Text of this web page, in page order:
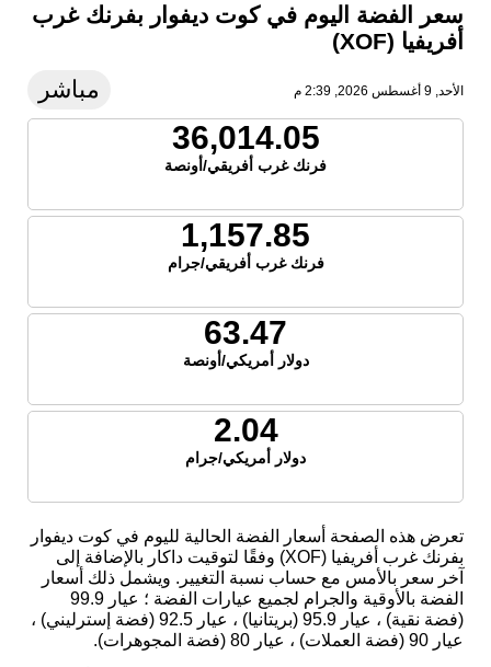
سعر الفضة اليوم في كوت ديفوار بفرنك غرب
أفريفيا (XOF)
الأحد, 9 أغسطس 2026, 2:39 م مباشر
36,014.05
فرنك غرب أفريقي/أونصة
1,157.85
فرنك غرب أفريقي/جرام
63.47
دولار أمريكي/أونصة
2.04
دولار أمريكي/جرام
تعرض هذه الصفحة أسعار الفضة الحالية لليوم في كوت ديفوار
بفرنك غرب أفريفيا (XOF) وفقًا لتوقيت داكار بالإضافة إلى
آخر سعر بالأمس مع حساب نسبة التغيير. ويشمل ذلك أسعار
الفضة بالأوقية والجرام لجميع عيارات الفضة ؛ عيار 99.9
(فضة نقية) ، عيار 95.9 (بريتانيا) ، عيار 92.5 (فضة إسترليني) ،
عيار 90 (فضة العملات) ، عيار 80 (فضة المجوهرات).